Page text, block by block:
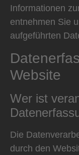
Informationen
entnehmen Sie
aufgeführten
Website
Wer ist
Die
durch den